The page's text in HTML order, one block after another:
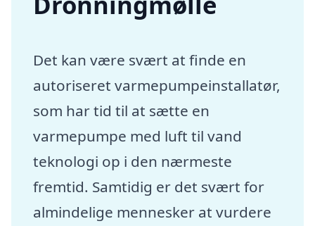
Det kan være svært at finde en
autoriseret varmepumpeinstallatør,
som har tid til at sætte en
varmepumpe med luft til vand
teknologi op i den nærmeste
fremtid. Samtidig er det svært for
almindelige mennesker at vurdere